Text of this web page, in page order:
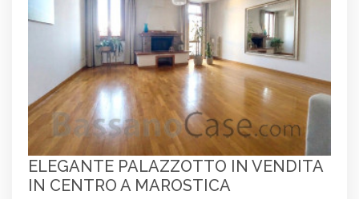
ELEGANTE PALAZZOTTO IN VENDITA
IN CENTRO A MAROSTICA